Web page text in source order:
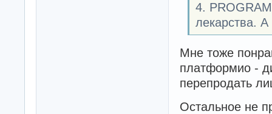
4.
лекарства. А
Мне тоже
платформио -
перепродать
Остальное не